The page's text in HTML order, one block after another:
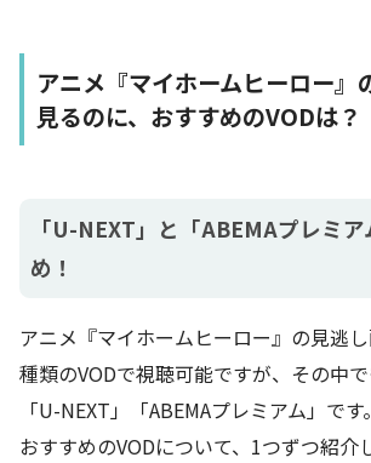
月
ご
dアニメストア
DMM TV
music.jp
アニメ『マイホームヒーロー』
見るのに、おすすめのVODは？
「U-NEXT」と「ABEMAプレミ
め！
アニメ『マイホームヒーロー』の見逃
種類のVODで視聴可能ですが、その中
「U-NEXT」「ABEMAプレミアム」です。
おすすめのVODについて、1つずつ紹介